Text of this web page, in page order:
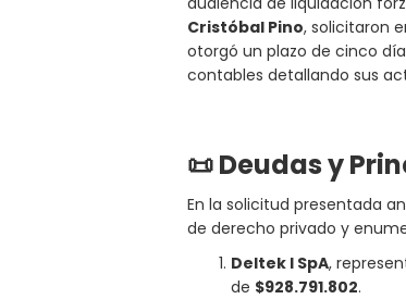
Cristóbal Pino, solicitaron
otorgó un plazo de cinco
contables detallando sus
📜Deudas y
En la solicitud presentada
de derecho privado y
Deltek l SpA,
de $928.791.802.